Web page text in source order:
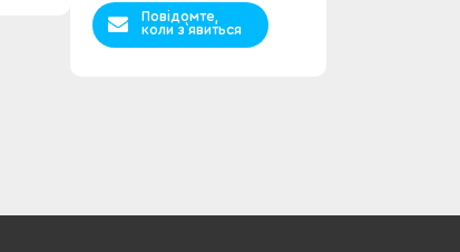
Повідомте,
коли з`явиться